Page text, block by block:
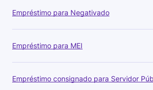
Empréstimo para Negativado
Empréstimo para MEI
Empréstimo consignado para Servidor